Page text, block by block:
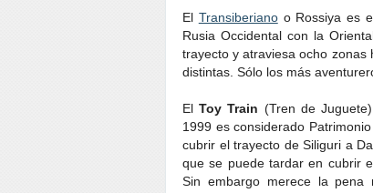
El Transiberianoo Rossiya es
Rusia Occidental con la
trayecto y atraviesa ocho
distintas. Sólo los más
ElToy Train (Tren de
1999 es considerado
cubrir el trayecto de Siliguri a
que se puede tardar en cubrir
Sin embargo merece la pena